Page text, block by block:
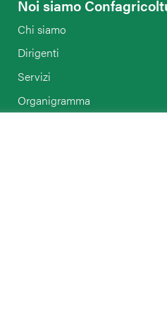
Noi siamo
Chi siamo
Dirigenti
Servizi
Organigramma